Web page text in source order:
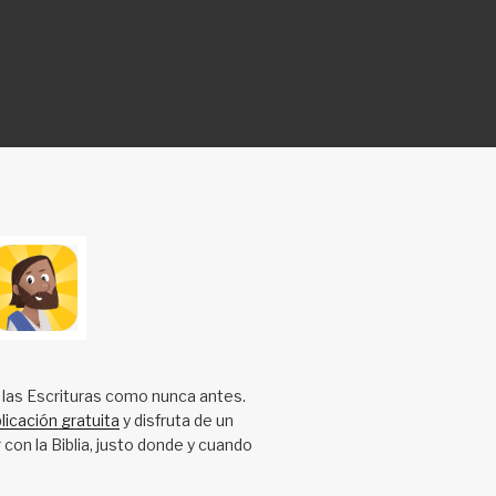
Escrituras como nunca antes.
gratuita y disfruta de un
la Biblia, justo donde y cuando